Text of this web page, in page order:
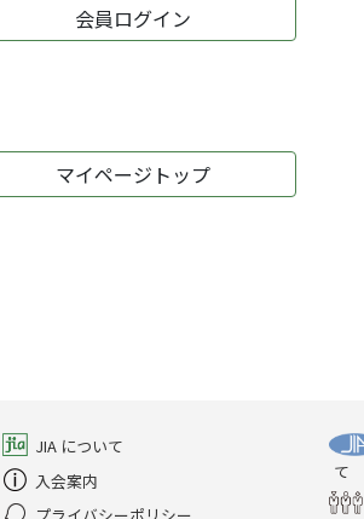
会員ログイン
マイページトップ
JIA について
入会案内
て